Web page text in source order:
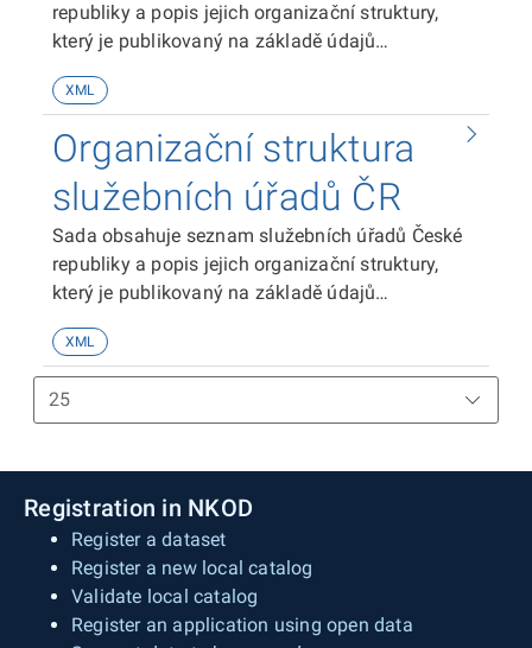
republiky a popis jejich organizační struktury,
který je publikovaný na základě údajů
Ministerstva vnitra příslušnými služebními úřady
XML
Organizační struktura
služebních úřadů ČR
Sada obsahuje seznam služebních úřadů České
republiky a popis jejich organizační struktury,
který je publikovaný na základě údajů
Ministerstva vnitra příslušnými služebními úřady
dle zákona č. 234/2014 Sb., o státní službě.
XML
Registration in NKOD
Register a dataset
Register a new local catalog
Validate local catalog
Register an application using open data